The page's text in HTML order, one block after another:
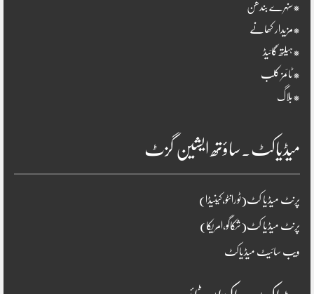
*سنہرے بندھن
*مزیدار کھانے
*ہیلتھ گائیڈ
*ٹائمز کلب
*بلاگ
میڈیاکٹ۔ساؤتھ ایشین گزٹ
پرنٹ میڈیا کٹ(ٹورانٹو،کینیڈا)
پرنٹ میڈیا کٹ(شکاگو،امریکا)
ویب سائیٹ میڈیاکٹ